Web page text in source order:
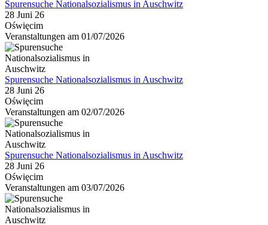
Spurensuche Nationalsozialismus in Auschwitz
28 Juni 26
Oświęcim
Veranstaltungen am 01/07/2026
Spurensuche Nationalsozialismus in Auschwitz
28 Juni 26
Oświęcim
Veranstaltungen am 02/07/2026
Spurensuche Nationalsozialismus in Auschwitz
28 Juni 26
Oświęcim
Veranstaltungen am 03/07/2026